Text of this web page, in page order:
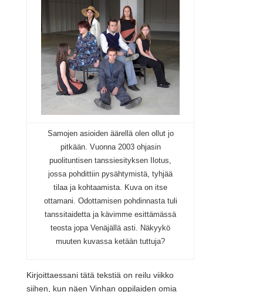
Samojen asioiden äärellä olen ollut jo
pitkään. Vuonna 2003 ohjasin
puolituntisen tanssiesityksen Ilotus,
jossa pohdittiin pysähtymistä, tyhjää
tilaa ja kohtaamista. Kuva on itse
ottamani. Odottamisen pohdinnasta tuli
tanssitaidetta ja kävimme esittämässä
teosta jopa Venäjällä asti. Näkyykö
muuten kuvassa ketään tuttuja?
Kirjoittaessani tätä tekstiä on reilu viikko
siihen, kun näen Vinhan oppilaiden omia